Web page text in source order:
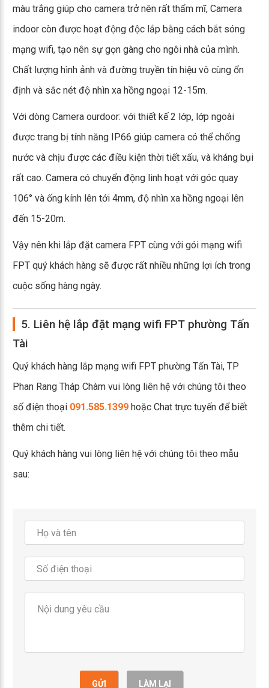
màu trắng giúp cho camera trở nên rất thẩm mĩ, Camera
indoor còn được hoạt động độc lắp bằng cách bắt sóng
mạng wifi, tạo nên sự gọn gàng cho ngôi nhà của mình.
Chất lượng hình ảnh và đường truyền tín hiệu vô cùng ổn
định và sắc nét độ nhìn xa hồng ngoại 12-15m.
Với dòng Camera ourdoor: với thiết kế 2 lớp, lớp ngoài
được trang bị tính năng IP66 giúp camera có thể chống
nước và chịu được các điều kiện thời tiết xấu, và kháng bụi
rất cao. Camera có chuyển động linh hoạt với góc quay
106° và ống kính lên tới 4mm, độ nhìn xa hồng ngoại lên
đến 15-20m.
Vậy nên khi lắp đặt camera FPT cùng với gói mạng wifi
FPT quý khách hàng sẽ được rất nhiều những lợi ích trong
cuộc sống hàng ngày.
5. Liên hệ lắp đặt mạng wifi FPT phường Tấn
Tài
Quý khách hàng lắp mạng wifi FPT phường Tấn Tài, TP
Phan Rang Tháp Chàm vui lòng liên hệ với chúng tôi theo
số điện thoại 091.585.1399 hoặc Chat trực tuyến để biết
thêm chi tiết.
Quý khách hàng vui lòng liên hệ với chúng tôi theo mẫu
sau:
GỬI LÀM LẠI